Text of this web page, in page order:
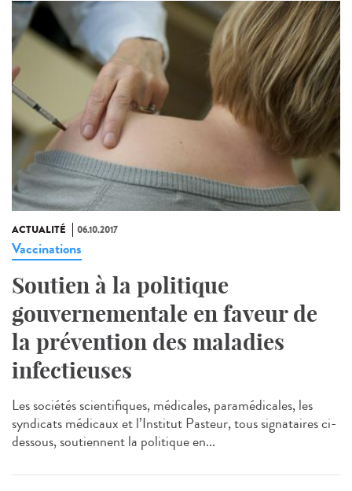
ACTUALITÉ 06.10.2017
Vaccinations
Soutien à la politique
gouvernementale en faveur de
la prévention des maladies
infectieuses
Les sociétés scientifiques, médicales, paramédicales, les
syndicats médicaux et l’Institut Pasteur, tous signataires ci-
dessous, soutiennent la politique en...